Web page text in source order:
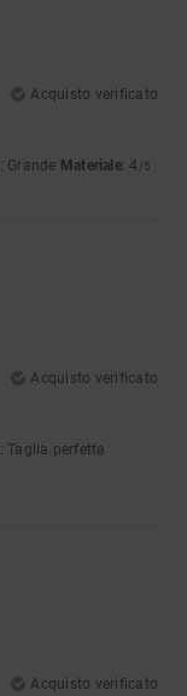
Acquisto verificato
: Grande Materiale: 4 /5
Acquisto verificato
: Taglia perfetta
Acquisto verificato